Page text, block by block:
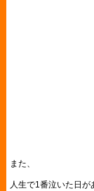
また、
人生で1番泣いた日が